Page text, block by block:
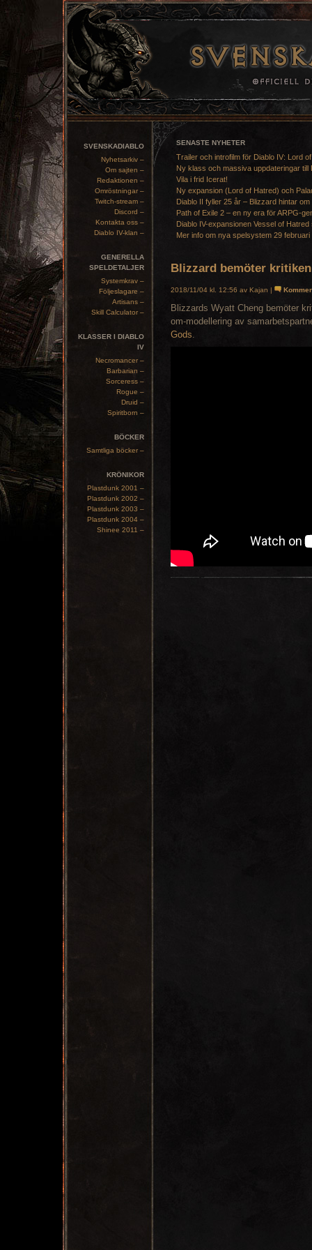
SVENSKADIABLO
Nyhetsarkiv –
Om sajten –
Redaktionen –
Omröstningar –
Twitch-stream –
Discord –
Kontakta oss –
Diablo IV-klan –
GENERELLA
SPELDETALJER
Systemkrav –
Följeslagare –
Artisans –
Skill Calculator –
KLASSER I DIABLO
IV
Necromancer –
Barbarian –
Sorceress –
Rogue –
Druid –
Spiritborn –
BÖCKER
Samtliga böcker –
KRÖNIKOR
Plastdunk 2001 –
Plastdunk 2002 –
Plastdunk 2003 –
Plastdunk 2004 –
Shinee 2011 –
SENASTE NYHETER
Trailer och introfilm för Diablo IV: Lord
Ny klass och massiva uppdateringar till
Vila i frid Icerat!
Ny expansion (Lord of Hatred) och
Diablo II fyller 25 år – Blizzard hintar om
Path of Exile 2 – en ny era för ARPG-
Diablo IV-expansionen Vessel of
Mer info om nya spelsystem 29 februari
Blizzard bemöter
2018/11/04 kl. 12:56 av Kajan |
Blizzards Wyatt Cheng bemöter
om-modellering av
Gods.